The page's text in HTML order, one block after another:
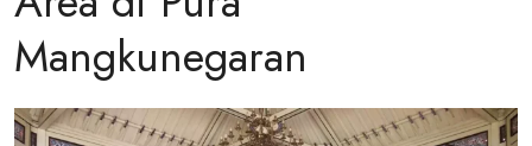
Mangkunegaran